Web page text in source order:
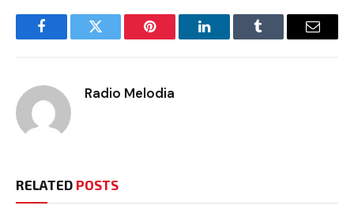
FacebookTwitter Pinterest LinkedInTumblr Email
Radio Melodia
RELATED POSTS